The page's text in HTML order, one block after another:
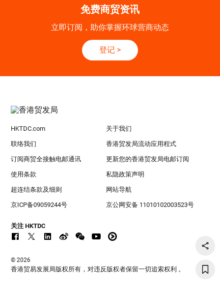
免费商贸资讯
立即订阅，助你掌握环球营商动态
登记 >
HKTDC.com 关于我们
联络我们 香港贸发局流动应用程式
订阅商贸全接触电邮通讯 更新您的香港贸发局电邮订阅
使用条款 私隐政策声明
超连结条款及细则 网站导航
京ICP备09059244号 京公网安备 11010102003523号
关注 HKTDC
© 2026
香港贸易发展局版权所有，对违反版权者保留一切追索权利 。